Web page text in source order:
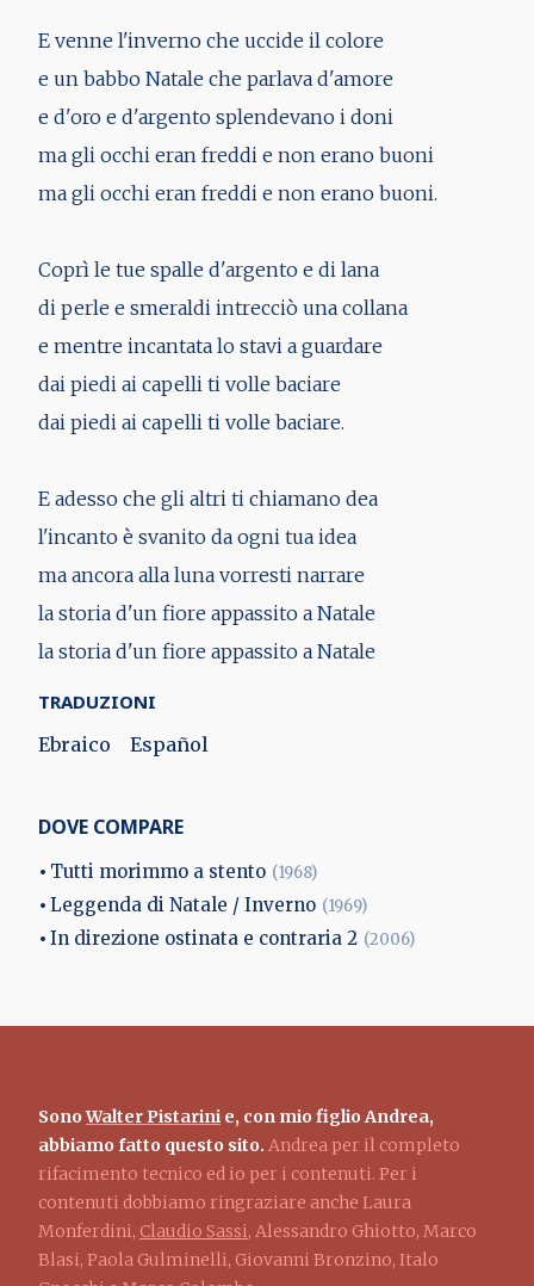
E venne l'inverno che uccide il colore
e un babbo Natale che parlava d'amore
e d'oro e d'argento splendevano i doni
ma gli occhi eran freddi e non erano buoni
ma gli occhi eran freddi e non erano buoni.
Coprì le tue spalle d'argento e di lana
di perle e smeraldi intrecciò una collana
e mentre incantata lo stavi a guardare
dai piedi ai capelli ti volle baciare
dai piedi ai capelli ti volle baciare.
E adesso che gli altri ti chiamano dea
l'incanto è svanito da ogni tua idea
ma ancora alla luna vorresti narrare
la storia d'un fiore appassito a Natale
la storia d'un fiore appassito a Natale
TRADUZIONI
Ebraico
Español
DOVE COMPARE
Tutti morimmo a stento (1968)
Leggenda di Natale / Inverno (1969)
In direzione ostinata e contraria 2 (2006)
SonoWalter Pistarini e, con mio figlio Andrea,
abbiamo fatto questo sito. Andrea per il completo
rifacimento tecnico ed io per i contenuti. Per i
contenuti dobbiamo ringraziare anche Laura
Monferdini, Claudio Sassi, Alessandro Ghiotto, Marco
Blasi, Paola Gulminelli, Giovanni Bronzino, Italo